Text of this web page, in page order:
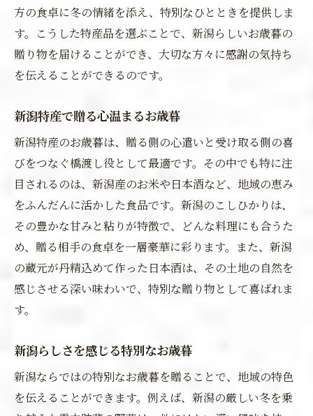
方の食卓に冬の情緒を添え、特別なひとときを提供しま
す。こうした特産品を選ぶことで、新潟らしいお歳暮の
贈り物を届けることができ、大切な方々に感謝の気持ち
を伝えることができるのです。
新潟特産で贈る心温まるお歳暮
新潟特産のお歳暮は、贈る側の心遣いと受け取る側の喜
びをつなぐ橋渡し役として最適です。その中でも特に注
目されるのは、新潟産のお米や日本酒など、地域の恵み
をふんだんに活かした食品です。新潟のこしひかりは、
その豊かな甘みと粘りが特徴で、どんな料理にも合うた
め、贈る相手の食卓を一層豪華に彩ります。また、新潟
の蔵元が丹精込めて作った日本酒は、その土地の自然を
感じさせる深い味わいで、特別な贈り物として喜ばれま
す。
新潟らしさを感じる特別なお歳暮
新潟ならではの特別なお歳暮を贈ることで、地域の特色
を伝えることができます。例えば、新潟の厳しい冬を乗